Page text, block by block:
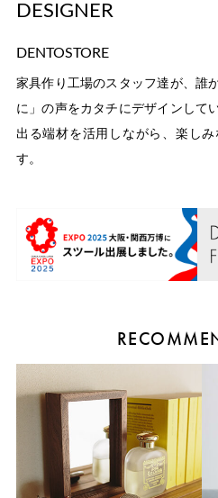
DESIGNER
DENTOSTORE
家具作り工場のスタッフ達が、誰
に」の声をカタチにデザインして
出る端材を活用しながら、楽し
す。